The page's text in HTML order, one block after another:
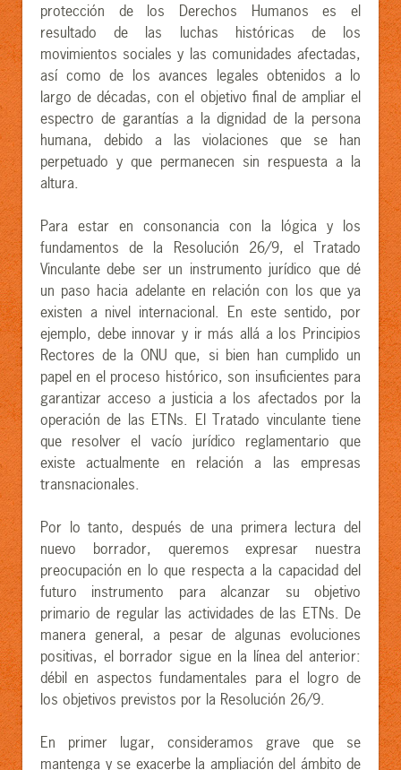
protección de los Derechos Humanos es el
resultado de las luchas históricas de los
movimientos sociales y las comunidades afectadas,
así como de los avances legales obtenidos a lo
largo de décadas, con el objetivo final de ampliar el
espectro de garantías a la dignidad de la persona
humana, debido a las violaciones que se han
perpetuado y que permanecen sin respuesta a la
altura.
Para estar en consonancia con la lógica y los
fundamentos de la Resolución 26/9, el Tratado
Vinculante debe ser un instrumento jurídico que dé
un paso hacia adelante en relación con los que ya
existen a nivel internacional. En este sentido, por
ejemplo, debe innovar y ir más allá a los Principios
Rectores de la ONU que, si bien han cumplido un
papel en el proceso histórico, son insuficientes para
garantizar acceso a justicia a los afectados por la
operación de las ETNs. El Tratado vinculante tiene
que resolver el vacío jurídico reglamentario que
existe actualmente en relación a las empresas
transnacionales.
Por lo tanto, después de una primera lectura del
nuevo borrador, queremos expresar nuestra
preocupación en lo que respecta a la capacidad del
futuro instrumento para alcanzar su objetivo
primario de regular las actividades de las ETNs. De
manera general, a pesar de algunas evoluciones
positivas, el borrador sigue en la línea del anterior:
débil en aspectos fundamentales para el logro de
los objetivos previstos por la Resolución 26/9.
En primer lugar, consideramos grave que se
mantenga y se exacerbe la ampliación del ámbito de